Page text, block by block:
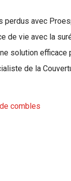
perdus avec
de vie avec la
solution
de la
combles